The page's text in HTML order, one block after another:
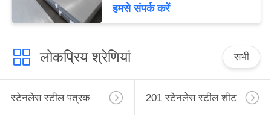
हमसे संपर्क करें
लोकप्रिय श्रेणियां सभी
स्टेनलेस स्टील पत्रक 201 स्टेनलेस स्टील शीट